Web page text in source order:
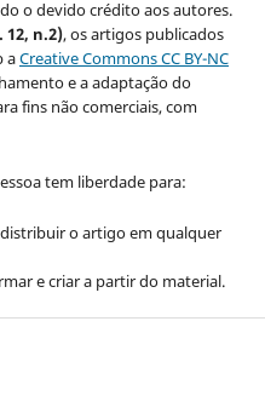
o devido crédito aos autores.
12, n.2), os artigos publicados
aCreative Commons CC BY-NC
e a adaptação do
fins não comerciais, com
tem liberdade para:
o artigo em qualquer
e criar a partir do material.